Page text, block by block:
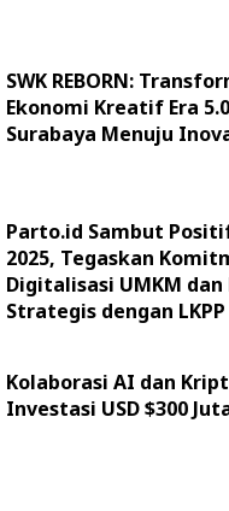
SWK REBORN:
Ekonomi Kreatif Era
Surabaya Menuju
Parto.id Sambut
2025, Tegaskan
Digitalisasi UMKM dan
Strategis dengan LKPP
Kolaborasi AI dan
Investasi USD $300